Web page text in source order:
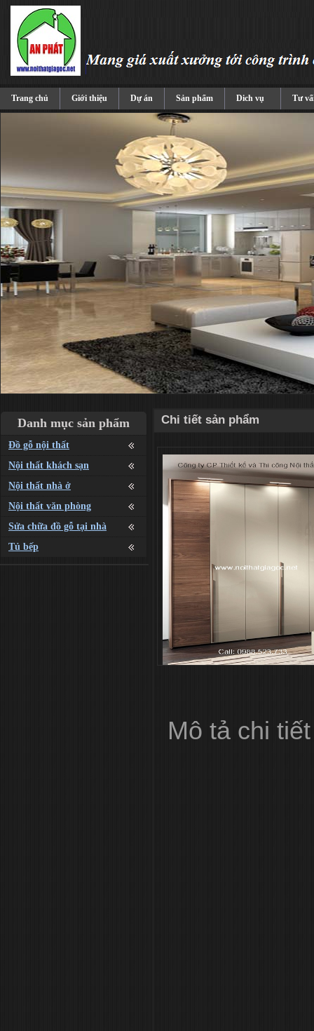
Trang chủ Giới thiệu Dự án Sản phẩm Dich vụ Tư
Danh mục sản phẩm
Đồ gỗ nội thất
Nội thất khách sạn
Nội thất nhà ở
Nội thất văn phòng
Sửa chữa đồ gỗ tại nhà
Tủ bếp
Chi tiết sản phẩm
Mô tả chi tiết